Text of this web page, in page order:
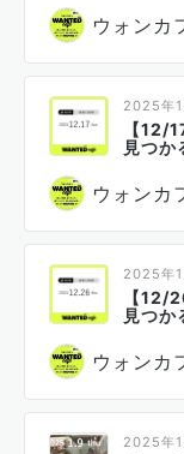
ウォンカ
2025年
【12/
見つか
ウォンカ
2025年
【12/
見つか
ウォンカ
2025年